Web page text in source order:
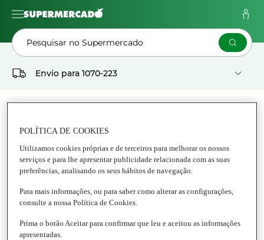
Pesquisar no Supermercado
Envio para 1070-223
As Minhas
Supermercado
CLUB DEL GOURMET
Tudo Club del Gourmet
POLÍTICA DE COOKIES
Utilizamos cookies próprias e de terceiros para melhorar os nossos
serviços e para lhe apresentar publicidade relacionada com as suas
preferências, analisando os seus hábitos de navegação.
Para mais informações, ou para saber como alterar as configurações,
consulte a nossa Política de Cookies.
Prima o botão Aceitar para confirmar que leu e aceitou as informações
apresentadas.